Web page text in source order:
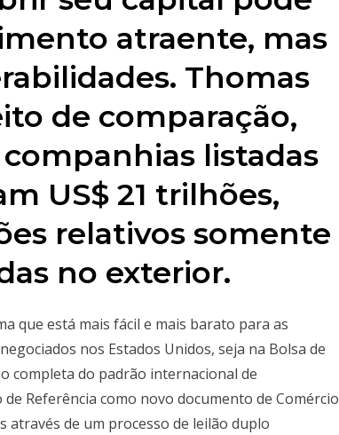
atraente, mas
Thomas
de comparação,
listadas
US$ 21 trilhões,
relativos somente
no exterior.
que está mais fácil e mais barato para as
nos Estados Unidos, seja na Bolsa de
completa do padrão internacional de
Referência como novo documento de Comércio
através de um processo de leilão duplo